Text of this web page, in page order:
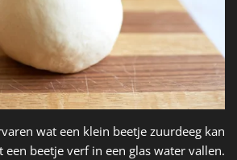
wat een klein beetje zuurdeeg kan
een beetje verf in een glas water vallen.